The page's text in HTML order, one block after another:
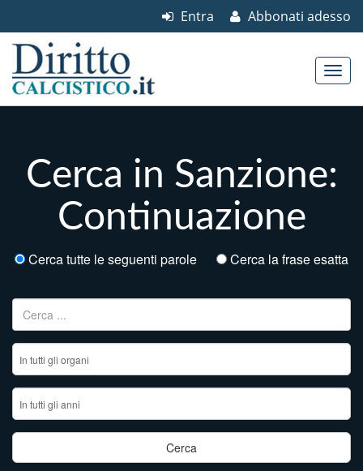
Abbonati adesso
Entra
Cerca in Sanzione:
Continuazione
Cerca tutte le seguenti parole Cerca la frase esatta
Ricerca per: